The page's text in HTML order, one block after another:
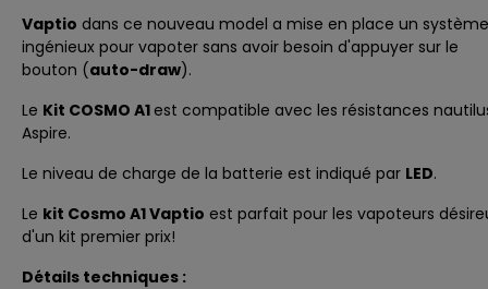
Vaptio dans ce nouveau model a mise en place un système
ingénieux pour vapoter sans avoir besoin d'appuyer sur le
bouton (auto-draw).
Le Kit COSMO A1est compatible avec les résistances
Aspire.
Le niveau de charge de la batterie est indiqué par LED.
Le kit Cosmo A1 Vaptio est parfait pour les vapoteurs
d'un kit premier prix!
Détails techniques :